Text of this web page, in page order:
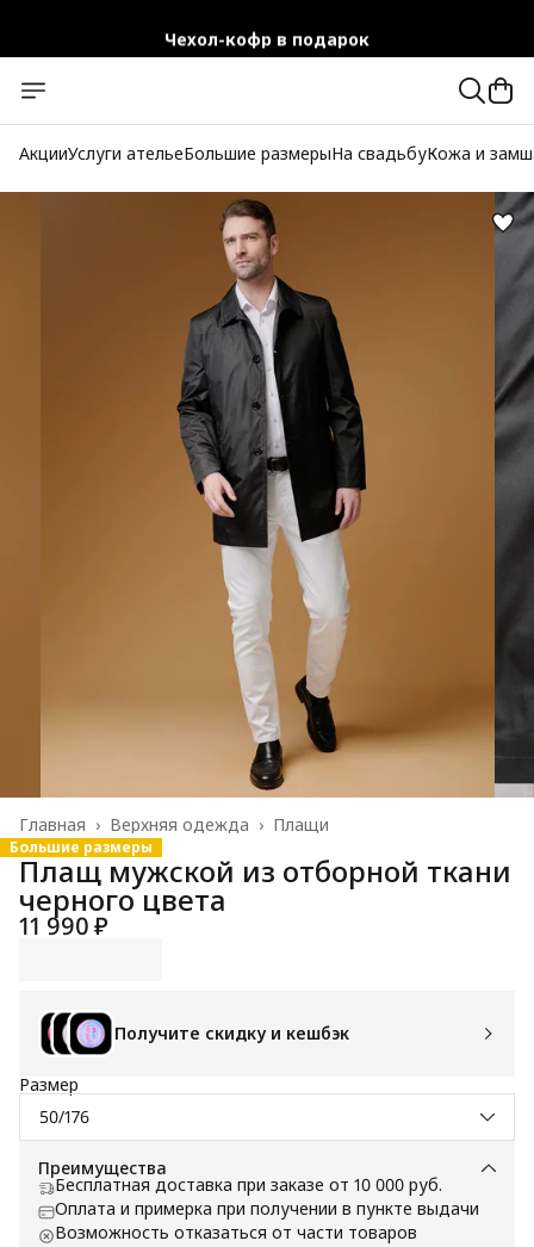
Чехол-кофр в подарок
Бесплатная доставка при заказе от 10 000 руб.
АкцииУслуги ательеБольшие размерыНа свадьбуКожа и
Плащи
Верхняя одежда ›
Главная ›
Большие размеры
Плащ мужской из отборной ткани
черного цвета
11 990 ₽
Получите скидку и кешбэк
Размер
50/176
Преимущества
Бесплатная доставка при заказе от 10 000 руб.
Оплата и примерка при получении в пункте выдачи
Возможность отказаться от части товаров